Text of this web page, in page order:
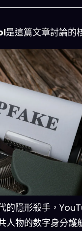
是這篇文章討論的
的隱形殺手，
人物的数字身分護